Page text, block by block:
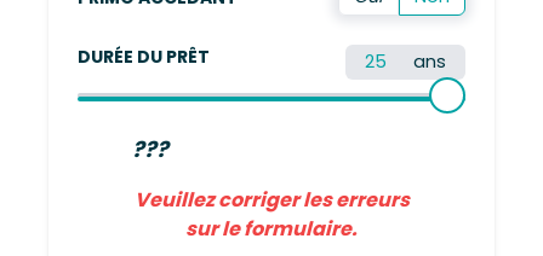
DURÉE DU PRÊT ans
???
Veuillez corriger les erreurs
sur le formulaire.